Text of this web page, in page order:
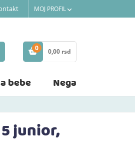
MOJ PROFIL
0
STAVKE
0,00 rsd
bebe Nega
junior,